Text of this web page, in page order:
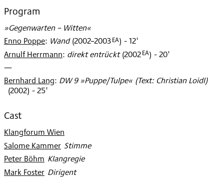
Program
»Gegenwarten – Witten«
Enno Poppe: Wand (2002–2003EA) - 12'
Arnulf Herrmann: direkt entrückt (2002EA) - 20'
—
Bernhard Lang: DW 9 »Puppe/Tulpe« (Text: Christian Loidl)
(2002) - 25'
Cast
Klangforum Wien
Salome Kammer
: Stimme
Peter Böhm: Klangregie
Mark Foster
: Dirigent